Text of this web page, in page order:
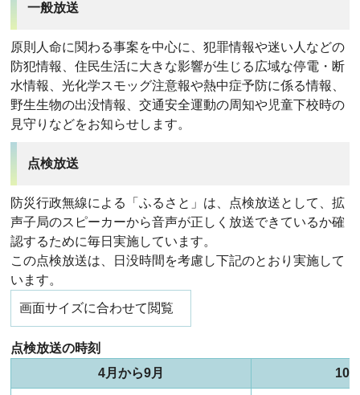
一般放送
原則人命に関わる事案を中心に、犯罪情報や迷い人などの
防犯情報、住民生活に大きな影響が生じる広域な停電・断
水情報、光化学スモッグ注意報や熱中症予防に係る情報、
野生生物の出没情報、交通安全運動の周知や児童下校時の
見守りなどをお知らせします。
点検放送
防災行政無線による「ふるさと」は、点検放送として、拡
声子局のスピーカーから音声が正しく放送できているか確
認するために毎日実施しています。
この点検放送は、日没時間を考慮し下記のとおり実施して
います。
画面サイズに合わせて閲覧
点検放送の時刻
4月から9月
10